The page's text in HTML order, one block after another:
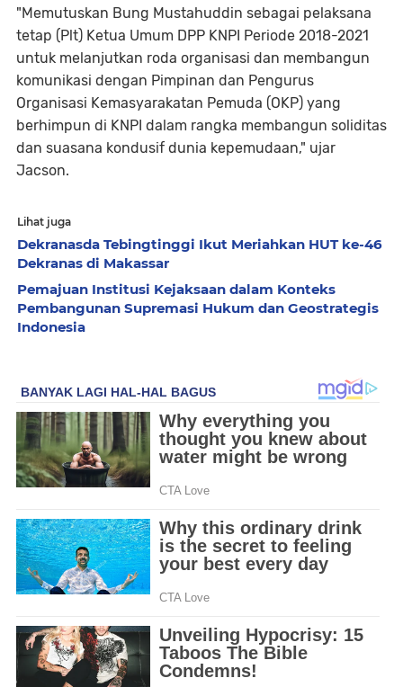
"Memutuskan Bung Mustahuddin sebagai pelaksana
tetap (Plt) Ketua Umum DPP KNPI Periode 2018-2021
untuk melanjutkan roda organisasi dan membangun
komunikasi dengan Pimpinan dan Pengurus
Organisasi Kemasyarakatan Pemuda (OKP) yang
berhimpun di KNPI dalam rangka membangun soliditas
dan suasana kondusif dunia kepemudaan," ujar
Jacson.
Lihat juga
Dekranasda Tebingtinggi Ikut Meriahkan HUT ke-46
Dekranas di Makassar
Pemajuan Institusi Kejaksaan dalam Konteks
Pembangunan Supremasi Hukum dan Geostrategis
Indonesia